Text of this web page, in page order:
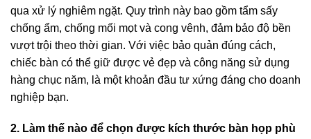
qua xử lý nghiêm ngặt. Quy trình này bao gồm tẩm sấy
chống ẩm, chống mối mọt và cong vênh, đảm bảo độ bền
vượt trội theo thời gian. Với việc bảo quản đúng cách,
chiếc bàn có thể giữ được vẻ đẹp và công năng sử dụng
hàng chục năm, là một khoản đầu tư xứng đáng cho doanh
nghiệp bạn.
2. Làm thế nào để chọn được kích thước bàn họp phù